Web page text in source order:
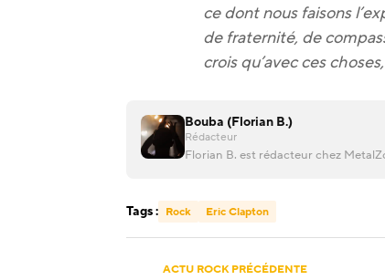
ce dont nous faisons
de fraternité, de
crois qu’avec ces
Bouba (Florian B.)
Rédacteur
Florian B. est rédacteur chez
Tags : Rock Eric Clapton
ACTU ROCK PRÉCÉDENTE